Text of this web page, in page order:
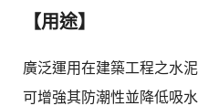
【用途】
廣泛運用在建築工程之水
可增強其防潮性並降低吸